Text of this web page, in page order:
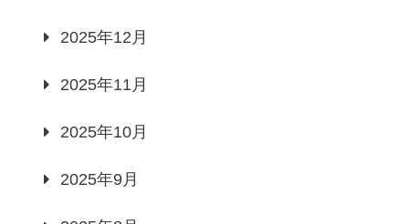
2025年12月
2025年11月
2025年10月
2025年9月